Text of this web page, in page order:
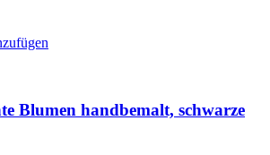
Blumen handbemalt, schwarze